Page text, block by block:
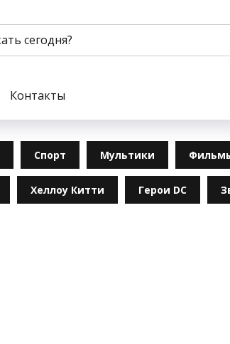
Контакты
Спорт Мультики
Хеллоу Китти Герои DC